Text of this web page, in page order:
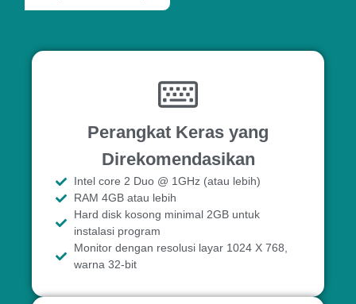
Perangkat Keras yang
Direkomendasikan
Intel core 2 Duo @ 1GHz (atau lebih)
RAM 4GB atau lebih
Hard disk kosong minimal 2GB untuk
instalasi program
Monitor dengan resolusi layar 1024 X 768,
warna 32-bit